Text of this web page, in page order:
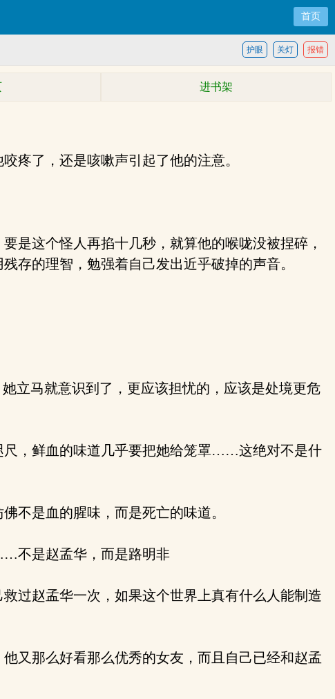
首页
报错
关灯
护眼
进书架
疼了，还是咳嗽声引起了他的注意。
是这个怪人再掐十几秒，就算他的喉咙没被捏碎，
的理智，勉强着自己发出近乎破掉的声音。
立马就意识到了，更应该担忧的，应该是处境更危
，鲜血的味道几乎要把她给笼罩……这绝对不是什
不是血的腥味，而是死亡的味道。
不是赵孟华，而是路明非
过赵孟华一次，如果这个世界上真有什么人能制造
又那么好看那么优秀的女友，而且自己已经和赵孟